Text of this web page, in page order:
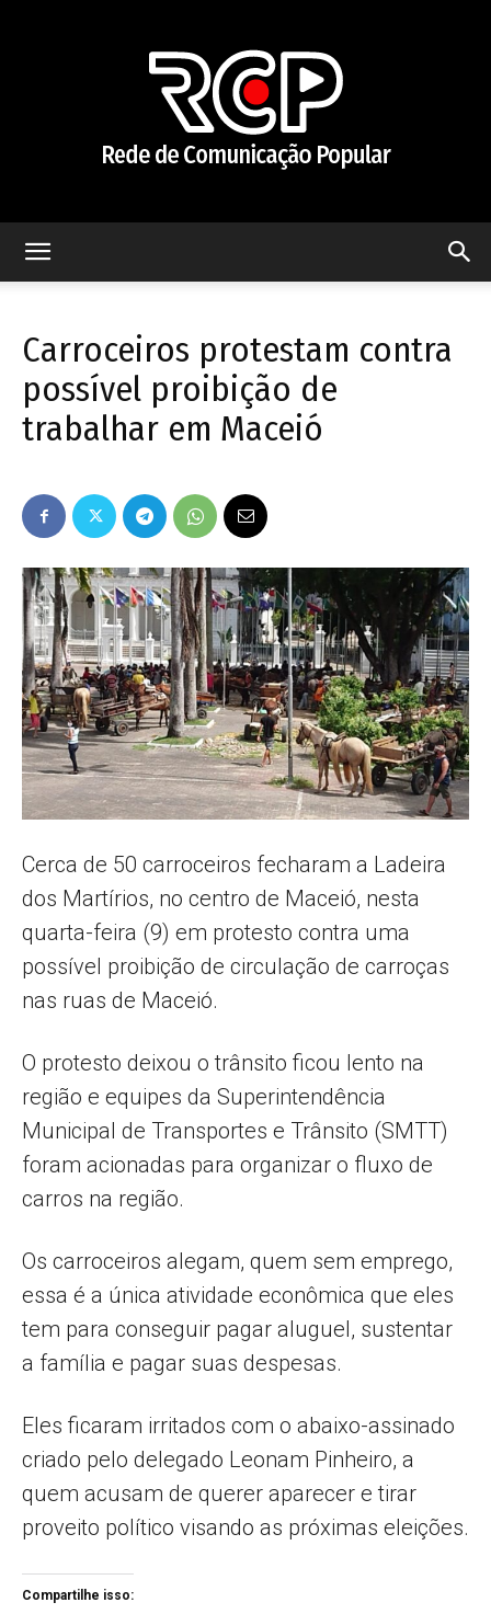
Popular
–
AL
Carroceiros protestam contra
possível proibição de
trabalhar em Maceió
Cerca de 50 carroceiros fecharam a Ladeira
dos Martírios, no centro de Maceió, nesta
quarta-feira (9) em protesto contra uma
possível proibição de circulação de carroças
nas ruas de Maceió.
O protesto deixou o trânsito ficou lento na
região e equipes da Superintendência
Municipal de Transportes e Trânsito (SMTT)
foram acionadas para organizar o fluxo de
carros na região.
Os carroceiros alegam, quem sem emprego,
essa é a única atividade econômica que eles
tem para conseguir pagar aluguel, sustentar
a família e pagar suas despesas.
Eles ficaram irritados com o abaixo-assinado
criado pelo delegado Leonam Pinheiro, a
quem acusam de querer aparecer e tirar
proveito político visando as próximas eleições.
Compartilhe isso: